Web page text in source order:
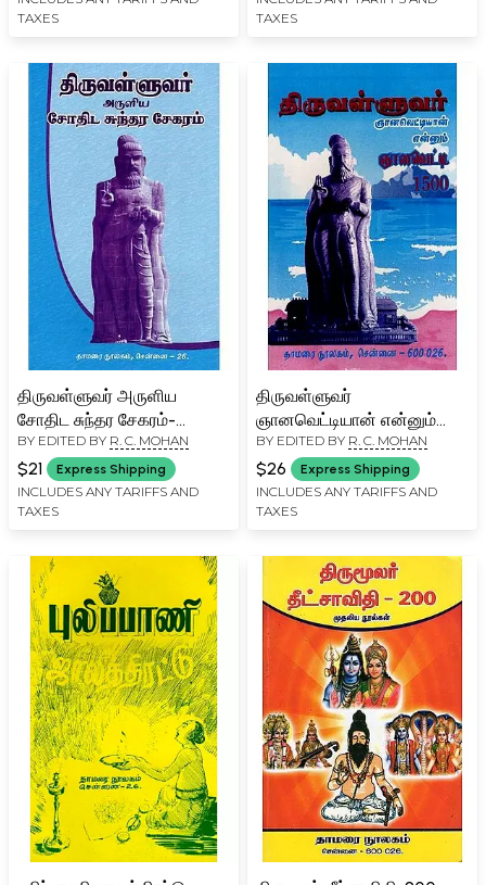
TAXES
TAXES
திருவள்ளுவர் அருளிய
சோதிட சுந்தர சேகரம்-
Thiruvalluval Aruliya
Sothida Sunthara
Segaram (Tamil)
BY EDITED BY R. C. MOHAN
$21 Express Shipping
INCLUDES ANY TARIFFS AND
TAXES
திருவள்ளுவர்
ஞானவெட்டியான் என்னும்
ஞானவெட்டி1500-
Thiruvalluvar
Gnanavettiyan is a
Gnanavetti 1500 (Tamil)
BY EDITED BY R. C. MOHAN
$26 Express Shipping
INCLUDES ANY TARIFFS AND
TAXES